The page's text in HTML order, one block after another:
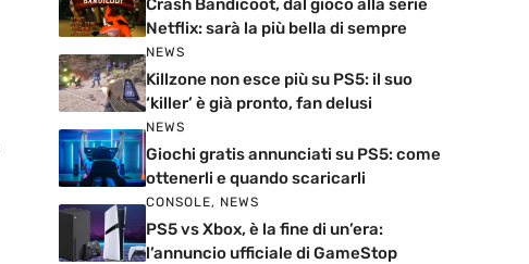
Crash Bandicoot, dal gioco alla serie
Netflix: sarà la più bella di sempre
NEWS
Killzone non esce più su PS5: il suo
‘killer’ è già pronto, fan delusi
NEWS
Giochi gratis annunciati su PS5: come
ottenerli e quando scaricarli
CONSOLE, NEWS
PS5 vs Xbox, è la fine di un’era:
l’annuncio ufficiale di GameStop